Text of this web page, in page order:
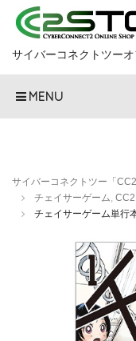
サイバーコネクトツー
MENU
サイバーコネクトツー「
チェイサーゲーム,
チェイサーゲーム単行